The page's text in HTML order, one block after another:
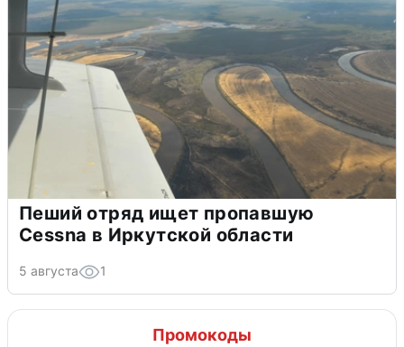
Пеший отряд ищет пропавшую
Cessna в Иркутской области
5 августа 1
Промокоды